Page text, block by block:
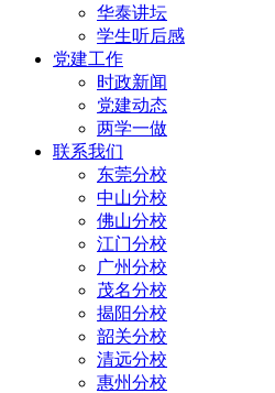
华泰讲坛
学生听后感
党建工作
时政新闻
党建动态
两学一做
联系我们
东莞分校
中山分校
佛山分校
江门分校
广州分校
茂名分校
揭阳分校
韶关分校
清远分校
惠州分校